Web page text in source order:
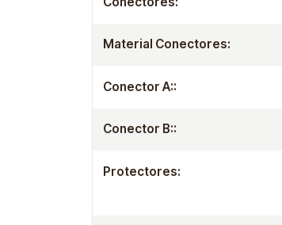
Material Conectores:
Conector A::
Conector B::
Protectores: